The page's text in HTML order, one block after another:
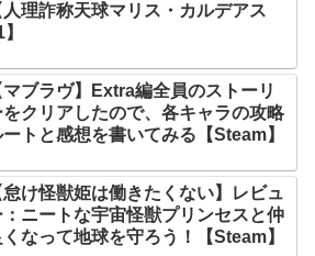
人理詐称天球マリス・カルデアス
マブラヴ】Extra編全員のストーリ
をクリアしたので、各キャラの攻略
ートと感想を書いてみる【Steam】
怠け怪獣姫は働きたくない】レビュ
：ニートな宇宙怪獣プリンセスと仲
くなって地球を守ろう！【Steam】